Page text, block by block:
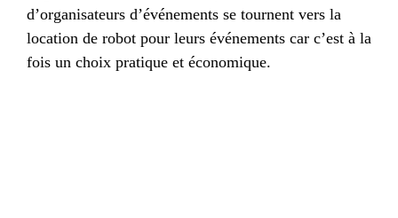
d’organisateurs d’événements se tournent vers la
location de robot pour leurs événements car c’est à la
fois un choix pratique et économique.